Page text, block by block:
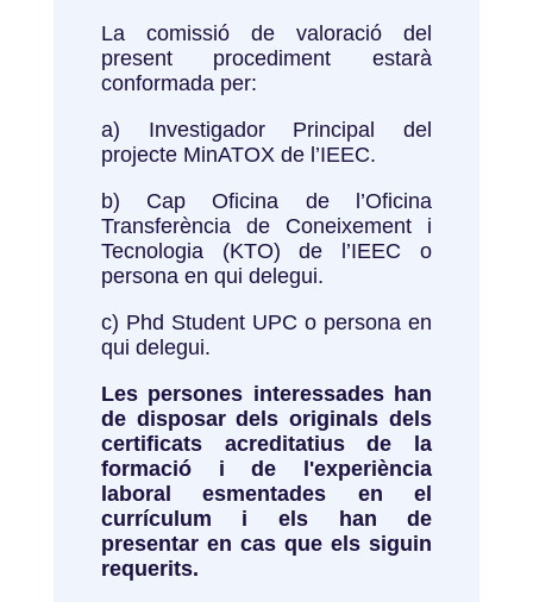
La comissió de valoració del
present procediment estarà
conformada per:
a) Investigador Principal del
projecte MinATOX de l’IEEC.
b) Cap Oficina de l’Oficina
Transferència de Coneixement i
Tecnologia (KTO) de l’IEEC o
persona en qui delegui.
c) Phd Student UPC o persona en
qui delegui.
Les persones interessades han
de disposar dels originals dels
certificats acreditatius de la
formació i de l'experiència
laboral esmentades en el
currículum i els han de
presentar en cas que els siguin
requerits.